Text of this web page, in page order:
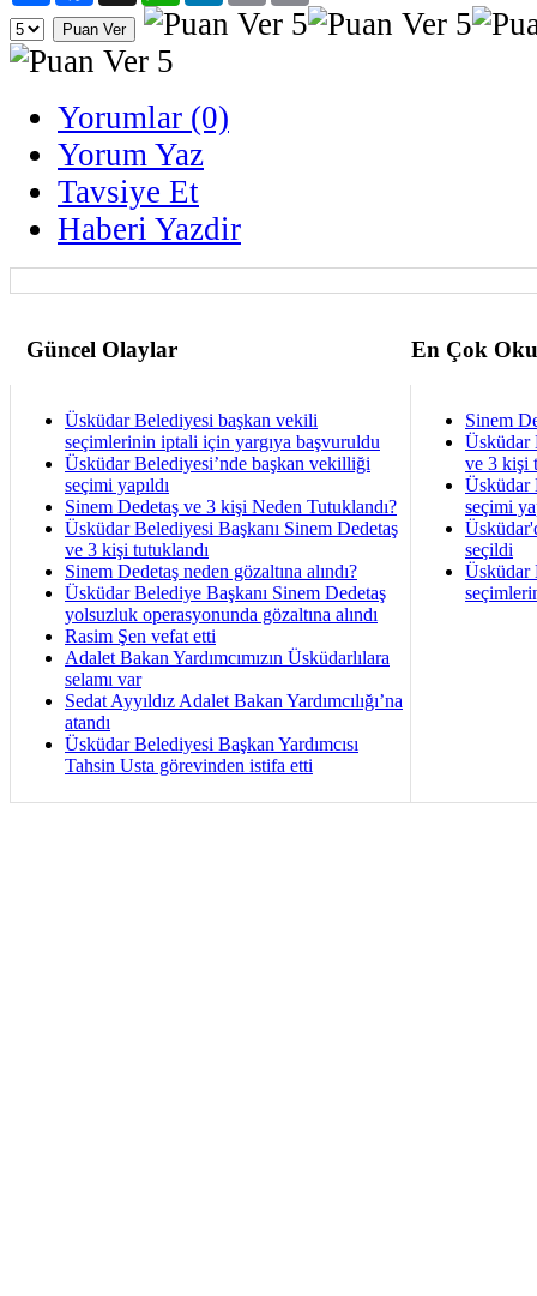
Yorumlar (0)
Yorum Yaz
Tavsiye Et
Haberi Yazdir
Güncel Olaylar En Çok
Üsküdar Belediyesi başkan vekili
seçimlerinin iptali için yargıya başvuruldu
Üsküdar Belediyesi’nde başkan vekilliği
seçimi yapıldı
Sinem Dedetaş ve 3 kişi Neden Tutuklandı?
Üsküdar Belediyesi Başkanı Sinem Dedetaş
ve 3 kişi tutuklandı
Sinem Dedetaş neden gözaltına alındı?
Üsküdar Belediye Başkanı Sinem Dedetaş
yolsuzluk operasyonunda gözaltına alındı
Rasim Şen vefat etti
Adalet Bakan Yardımcımızın Üsküdarlılara
selamı var
Sedat Ayyıldız Adalet Bakan Yardımcılığı’na
atandı
Üsküdar Belediyesi Başkan Yardımcısı
Tahsin Usta görevinden istifa etti
Sinem
Üsküdar
ve 3 kişi
Üsküdar
seçimi
seçildi
Üsküdar